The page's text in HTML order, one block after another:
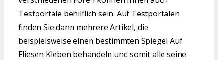
Testportale behilflich sein. Auf Testportalen
finden Sie dann mehrere Artikel, die
beispielsweise einen bestimmten Spiegel Auf
Fliesen Kleben behandeln und somit alle seine